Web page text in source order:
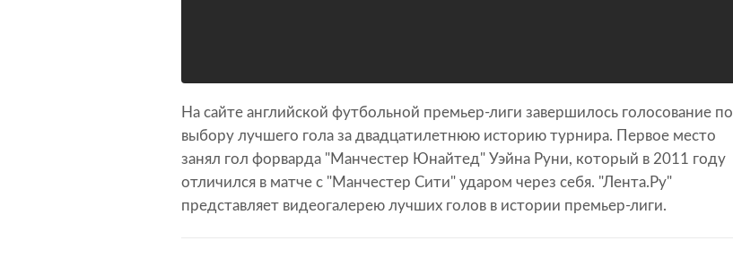
На сайте английской футбольной премьер-лиги завершилось голосование по
выбору лучшего гола за двадцатилетнюю историю турнира. Первое место
занял гол форварда "Манчестер Юнайтед" Уэйна Руни, который в 2011 году
отличился в матче с "Манчестер Сити" ударом через себя. "Лента.Ру"
представляет видеогалерею лучших голов в истории премьер-лиги.